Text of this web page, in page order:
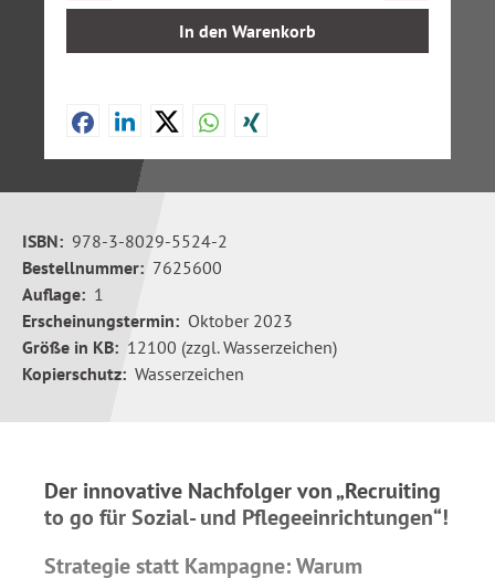
In den Warenkorb
ISBN: 978-3-8029-5524-2
Bestellnummer: 7625600
Auflage: 1
Erscheinungstermin: Oktober 2023
Größe in KB: 12100 (zzgl. Wasserzeichen)
Kopierschutz: Wasserzeichen
Der innovative Nachfolger von „Recruiting
to go für Sozial- und Pflegeeinrichtungen“!
Strategie statt Kampagne: Warum